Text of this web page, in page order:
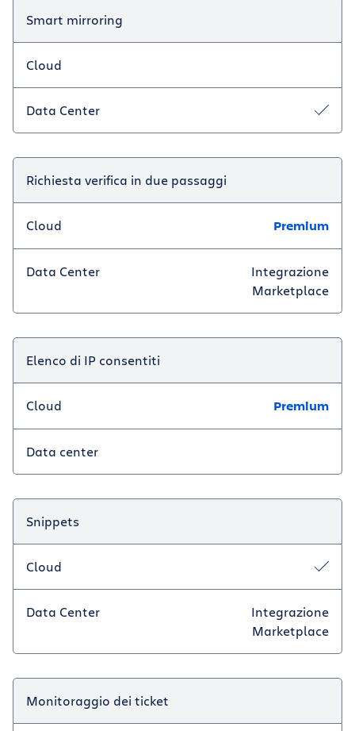
Smart mirroring
Cloud
Data Center
Richiesta verifica in due passaggi
Cloud Premium
Data Center
Integrazione
Marketplace
Elenco di IP consentiti
Cloud Premium
Data center
Snippets
Cloud
Data Center
Integrazione
Marketplace
Monitoraggio dei ticket